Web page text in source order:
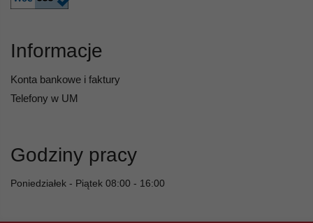
Informacje
Konta bankowe i faktury
Telefony w UM
Godziny pracy
Poniedziałek - Piątek 08:00 - 16:00